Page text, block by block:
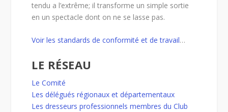
tendu a l’extrême; il transforme un simple sortie
en un spectacle dont on ne se lasse pas.
Voir les standards de conformité et de travail…
LE RÉSEAU
Le Comité
Les délégués régionaux et départementaux
Les dresseurs professionnels membres du Club